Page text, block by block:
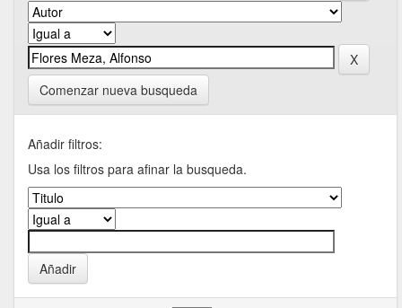
Comenzar nueva busqueda
Añadir filtros:
Usa los filtros para afinar la busqueda.